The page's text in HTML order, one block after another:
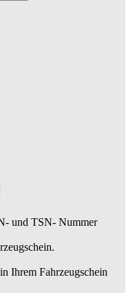
und TSN- Nummer
Ihrem Fahrzeugschein